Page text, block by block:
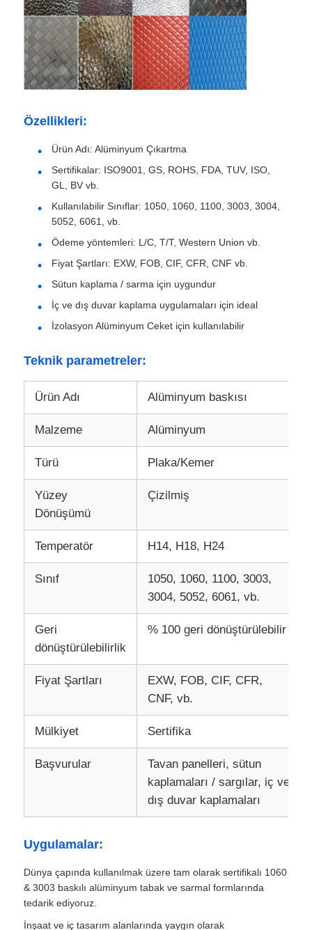
Ana Sayfa
Ürünler
Hakkımızda
Kalite kontrolü
Bize Ulaşın
Haberler
Durumlar
Bir İndirim İste
Alüminyum folyo rulosu
alüminyum plaka
Alüminyum Damalı Plaka
kabartmalı alüminyum
Özellikleri:
Ürün Adı: Alüminyum Çıkartma
Sertifikalar: ISO9001, GS, ROHS, FDA, TUV, ISO,
GL, BV vb.
Kullanılabilir Sınıflar: 1050, 1060, 1100, 3003, 3004,
5052, 6061, vb.
Ödeme yöntemleri: L/C, T/T, Western Union vb.
Fiyat Şartları: EXW, FOB, CIF, CFR, CNF vb.
Sütun kaplama / sarma için uygundur
İç ve dış duvar kaplama uygulamaları için ideal
İzolasyon Alüminyum Ceket için kullanılabilir
Teknik parametreler:
Ürün Adı Alüminyum baskısı
Malzeme Alüminyum
Türü Plaka/Kemer
Yüzey
Dönüşümü
Çizilmiş
Temperatör H14, H18, H24
Sınıf
1050, 1060, 1100, 3003,
3004, 5052, 6061, vb.
Geri
dönüştürülebilirlik
% 100 geri dönüştürülebilir
Fiyat Şartları
EXW, FOB, CIF, CFR,
CNF, vb.
Mülkiyet Sertifika
Başvurular
Tavan panelleri, sütun
kaplamaları / sargılar, iç ve
dış duvar kaplamaları
Uygulamalar:
Dünya çapında kullanılmak üzere tam olarak sertifikalı 1060
& 3003 baskılı alüminyum tabak ve sarmal formlarında
tedarik ediyoruz.
İnşaat ve iç tasarım alanlarında yaygın olarak